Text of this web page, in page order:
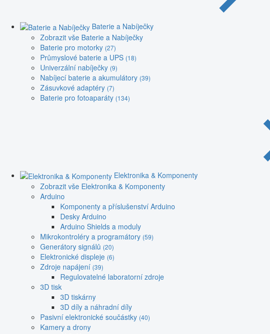
Baterie a Nabíječky
Zobrazit vše Baterie a Nabíječky
Baterie pro motorky (27)
Průmyslové baterie a UPS (18)
Univerzální nabíječky (9)
Nabíjecí baterie a akumulátory (39)
Zásuvkové adaptéry (7)
Baterie pro fotoaparáty (134)
Elektronika & Komponenty
Zobrazit vše Elektronika & Komponenty
Arduino
Komponenty a příslušenství Arduino
Desky Arduino
Arduino Shields a moduly
Mikrokontroléry a programátory (59)
Generátory signálů (20)
Elektronické displeje (6)
Zdroje napájení (39)
Regulovatelné laboratorní zdroje
3D tisk
3D tiskárny
3D díly a náhradní díly
Pasivní elektronické součástky (40)
Kamery a drony